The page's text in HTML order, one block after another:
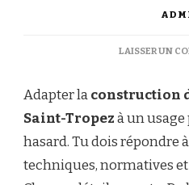
LAISSER UN
Adapter laconstruction
Saint-Tropezà un usage
hasard. Tu dois répondre
techniques, normatives et